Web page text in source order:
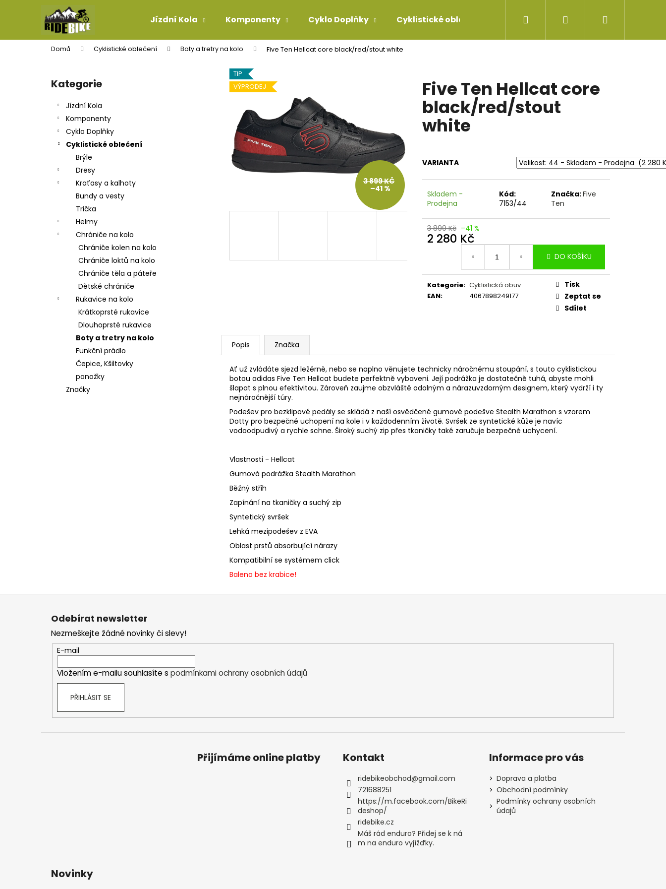
Jízdní Kola Komponenty Cyklo Doplňky Cyklistické oblečení Servis jízdních kol Repase
Přihlášení
Domů Cyklistické oblečení Boty a tretry na kolo Five Ten Hellcat core black/red/stout white
Přeskočit
kategorie
Kategorie
Jízdní Kola
Komponenty
Cyklo Doplňky
Cyklistické oblečení
Brýle
Dresy
Kraťasy a kalhoty
Bundy a vesty
Trička
Helmy
Chrániče na kolo
Chrániče kolen na kolo
Chrániče loktů na kolo
Chrániče těla a páteře
Dětské chrániče
Rukavice na kolo
Krátkoprsté rukavice
Dlouhoprsté rukavice
Boty a tretry na kolo
Funkční prádlo
Čepice, Kšiltovky
ponožky
Značky
Five Ten Hellcat core
black/red/stout
white
VARIANTA
Skladem -
Prodejna
Kód:
7153/44
Značka:Five
Ten
3 899 Kč –41 %
2 280 Kč
DO KOŠÍKU
Kategorie: Cyklistická obuv
EAN: 4067898249177
Tisk
Zeptat se
Sdílet
TIP
VÝPRODEJ
3 899 KČ
–41 %
Popis Značka
Ať už zvládáte sjezd ležérně, nebo se naplno věnujete technicky náročnému stoupání, s touto cyklistickou
botou adidas Five Ten Hellcat budete perfektně vybaveni. Její podrážka je dostatečně tuhá, abyste mohli
šlapat s plnou efektivitou. Zároveň zaujme obzvláště odolným a nárazuvzdorným designem, který vydrží i ty
nejnáročnější túry.
Podešev pro bezklipové pedály se skládá z naší osvědčené gumové podešve Stealth Marathon s vzorem
Dotty pro bezpečné uchopení na kole i v každodenním životě. Svršek ze syntetické kůže je navíc
vodoodpudivý a rychle schne. Široký suchý zip přes tkaničky také zaručuje bezpečné uchycení.
Vlastnosti - Hellcat
Gumová podrážka Stealth Marathon
Běžný střih
Zapínání na tkaničky a suchý zip
Syntetický svršek
Lehká mezipodešev z EVA
Oblast prstů absorbující nárazy
Kompatibilní se systémem click
Baleno bez krabice!
í
Zpět
do
obchodu
Zpět
do
obchodu
Co potřebujete najít?
Doporučujeme
LANKO ŘADÍCÍ PRO-T PLUS MTB TEFLON
2100MM BLISTR
128 Kč
KONCOVKA ŘADÍCÍHO BOWDENU 4MM
BOWDEN TEFLON ŘADÍCÍ ČERNÝ SP-
Z
Odebírat newsletter
Nezmeškejte žádné novinky či slevy!
E-mail
Vložením e-mailu souhlasíte s podmínkami ochrany osobních údajů
PŘIHLÁSIT SE
Přijímáme online platby Kontakt
ridebikeobchod@gmail.com
721688251
https://m.facebook.com/BikeRi
deshop/
ridebike.cz
Máš rád enduro? Přidej se k ná
m na enduro vyjížďky.
Informace pro vás
Doprava a platba
Obchodní podmínky
Podmínky ochrany osobních
údajů
Novinky